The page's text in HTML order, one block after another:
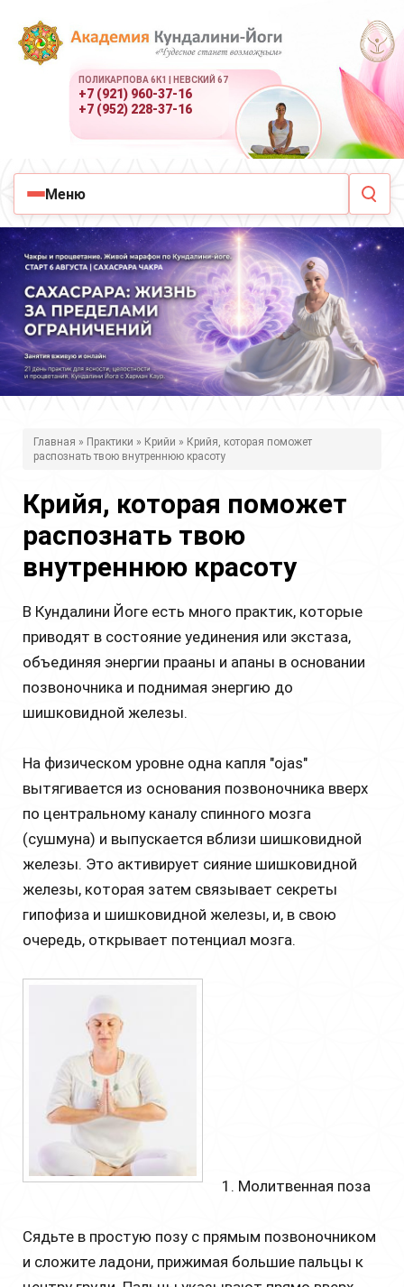
ПОЛИКАРПОВА 6К1 | НЕВСКИЙ 67
+7 (921) 960-37-16
+7 (952) 228-37-16
Меню
д
е
ь
Главная » Практики » Крийи » Крийя, которая поможет
распознать твою внутреннюю красоту
Крийя, которая поможет
распознать твою
внутреннюю красоту
В Кундалини Йоге есть много практик, которые
приводят в состояние уединения или экстаза,
объединяя энергии прааны и апаны в основании
позвоночника и поднимая энергию до
шишковидной железы.
На физическом уровне одна капля "ojas"
вытягивается из основания позвоночника вверх
по центральному каналу спинного мозга
(сушмуна) и выпускается вблизи шишковидной
железы. Это активирует сияние шишковидной
железы, которая затем связывает секреты
гипофиза и шишковидной железы, и, в свою
очередь, открывает потенциал мозга.
1. Молитвенная поза
Сядьте в простую позу с прямым позвоночником
и сложите ладони, прижимая большие пальцы к